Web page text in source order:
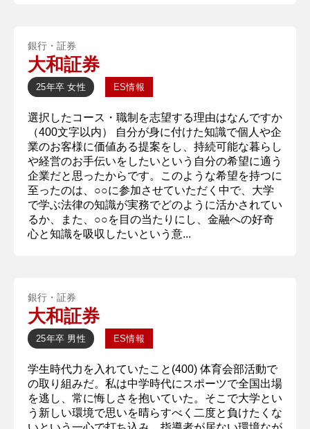
銀行・証券
大和証券
25年卒 女性 ES情報
選択したコース・職制を志望する理由はなんですか
（400文字以内） 自分が身に付けた知識で個人や企
業のお客様に価値ある提案をし、持続可能な暮らし
や経営のお手伝いをしたいという自分の希望に適う
企業だと思ったからです。このような希望を持つに
至ったのは、○○に参加させていただく中で、大学
で学ぶ法律の知識が実務でどのように活かされてい
るか、また、○○を目の当たりにし、金融への好奇
心と知識を吸収したいという意...
銀行・証券
大和証券
25年卒 男性 ES情報
学生時代力を入れていたこと(400) 体育会部活動で
の取り組みだ。私は中学時代にスポーツで全国出場
を逃し、常に悔しさを抱いていた。そこで大学とい
う新しい環境で思いを晴らすべく二度と負けたくな